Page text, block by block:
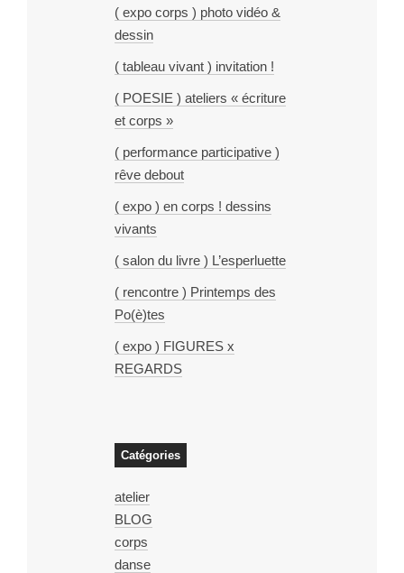
( expo corps ) photo vidéo &
dessin
( tableau vivant ) invitation !
( POESIE ) ateliers « écriture
et corps »
( performance participative )
rêve debout
( expo ) en corps ! dessins
vivants
( salon du livre ) L’esperluette
( rencontre ) Printemps des
Po(è)tes
( expo ) FIGURES x
REGARDS
Catégories
atelier
BLOG
corps
danse